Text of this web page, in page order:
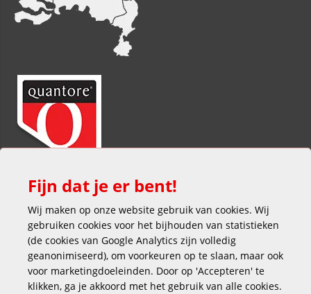
Veilig en gemakkelijk betalen
Fijn dat je er bent!
Wij maken op onze website gebruik van cookies. Wij
gebruiken cookies voor het bijhouden van statistieken
(de cookies van Google Analytics zijn volledig
geanonimiseerd), om voorkeuren op te slaan, maar ook
voor marketingdoeleinden. Door op 'Accepteren' te
klikken, ga je akkoord met het gebruik van alle cookies.